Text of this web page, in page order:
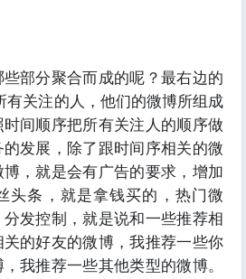
部分聚合而成的呢？最右边的
有关注的人，他们的微博所组成
间顺序把所有关注人的顺序做
发展，除了跟时间序相关的微
，就是会有广告的要求，增加
头条，就是拿钱买的，热门微
发控制，就是说和一些推荐相
的好友的微博，我推荐一些你
我推荐一些其他类型的微博。